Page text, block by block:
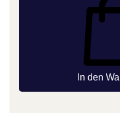
In den